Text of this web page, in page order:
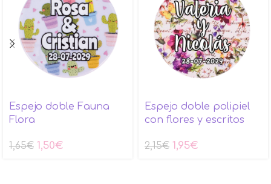
Espejo doble Fauna
Flora
1,65€ 1,50€
Espejo doble polipiel
con flores y escritos
2,15€ 1,95€